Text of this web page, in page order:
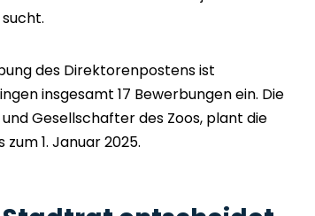
des Direktorenpostens ist
insgesamt 17 Bewerbungen ein. Die
Gesellschafter des Zoos, plant die
1. Januar 2025.